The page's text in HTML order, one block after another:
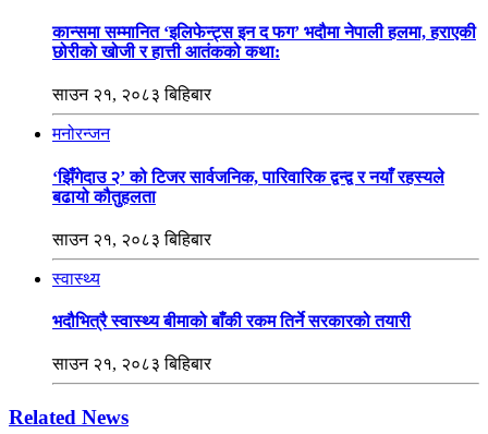
कान्समा सम्मानित ‘इलिफेन्ट्स इन द फग’ भदौमा नेपाली हलमा, हराएकी
छोरीको खोजी र हात्ती आतंकको कथा:
साउन २१, २०८३ बिहिबार
मनोरन्जन
‘झिँगेदाउ २’ को टिजर सार्वजनिक, पारिवारिक द्वन्द्व र नयाँ रहस्यले
बढायो कौतुहलता
साउन २१, २०८३ बिहिबार
स्वास्थ्य
भदौभित्रै स्वास्थ्य बीमाको बाँकी रकम तिर्ने सरकारको तयारी
साउन २१, २०८३ बिहिबार
Related News